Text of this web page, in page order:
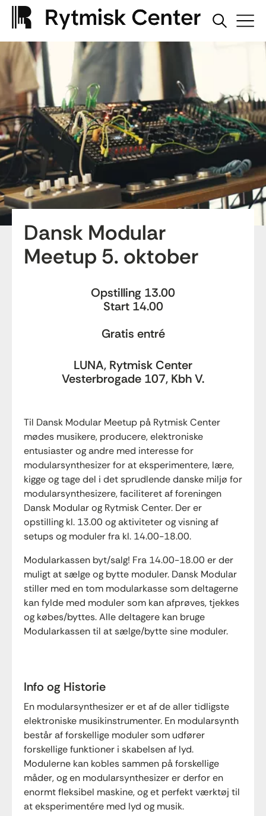
Dansk Modular
Meetup 5. oktober
Opstilling 13.00
Start 14.00
Gratis entré
LUNA, Rytmisk Center
Vesterbrogade 107, Kbh V.
Til Dansk Modular Meetup på Rytmisk Center
mødes musikere, producere, elektroniske
entusiaster og andre med interesse for
modularsynthesizer for at eksperimentere, lære,
kigge og tage del i det sprudlende danske miljø for
modularsynthesizere, faciliteret af foreningen
Dansk Modular og Rytmisk Center. Der er
opstilling kl. 13.00 og aktiviteter og visning af
setups og moduler fra kl. 14.00-18.00.
Modularkassen byt/salg! Fra 14.00-18.00 er der
muligt at sælge og bytte moduler. Dansk Modular
stiller med en tom modularkasse som deltagerne
kan fylde med moduler som kan afprøves, tjekkes
og købes/byttes. Alle deltagere kan bruge
Modularkassen til at sælge/bytte sine moduler.
Info og Historie
En modularsynthesizer er et af de aller tidligste
elektroniske musikinstrumenter. En modularsynth
består af forskellige moduler som udfører
forskellige funktioner i skabelsen af lyd.
Modulerne kan kobles sammen på forskellige
måder, og en modularsynthesizer er derfor en
enormt fleksibel maskine, og et perfekt værktøj til
at eksperimentére med lyd og musik.